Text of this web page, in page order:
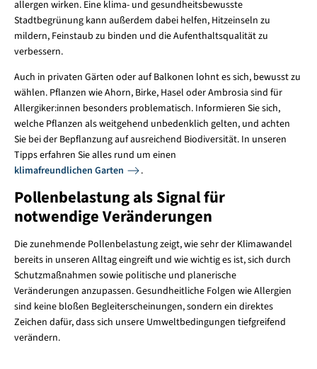
allergen wirken. Eine klima- und gesundheitsbewusste
Stadtbegrünung kann außerdem dabei helfen, Hitzeinseln zu
mildern, Feinstaub zu binden und die Aufenthaltsqualität zu
verbessern.
Auch in privaten Gärten oder auf Balkonen lohnt es sich, bewusst zu
wählen. Pflanzen wie Ahorn, Birke, Hasel oder Ambrosia sind für
Allergiker:innen besonders problematisch. Informieren Sie sich,
welche Pflanzen als weitgehend unbedenklich gelten, und achten
Sie bei der Bepflanzung auf ausreichend Biodiversität. In unseren
Tipps erfahren Sie alles rund um einen
klimafreundlichen Garten
.
Pollenbelastung als Signal für
notwendige Veränderungen
Die zunehmende Pollenbelastung zeigt, wie sehr der Klimawandel
bereits in unseren Alltag eingreift und wie wichtig es ist, sich durch
Schutzmaßnahmen sowie politische und planerische
Veränderungen anzupassen. Gesundheitliche Folgen wie Allergien
sind keine bloßen Begleiterscheinungen, sondern ein direktes
Zeichen dafür, dass sich unsere Umweltbedingungen tiefgreifend
verändern.